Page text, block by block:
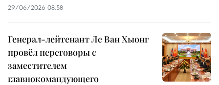
29/06/2026 08:58
Генерал-лейтенант Ле Ван Хыонг
провёл переговоры с
заместителем
главнокомандующего